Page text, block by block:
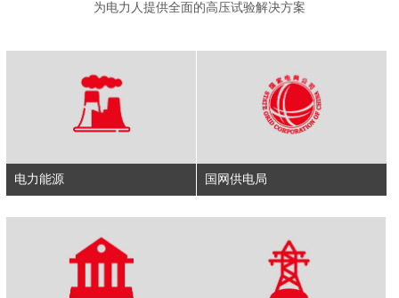
为电力人提供全面的高压试验解决方案
电力能源 国网供电局